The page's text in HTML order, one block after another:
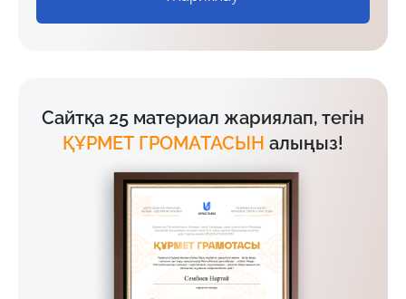
Сайтқа 25 материал жариялап, тегін
ҚҰРМЕТ ГРОМАТАСЫН алыңыз!